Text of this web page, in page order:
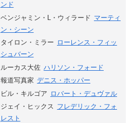
ンド
ベンジャミン・L・ウィラード マーティ
ン・シーン
タイロン・ミラー ローレンス・フィッ
シュバーン
ルーカス大佐 ハリソン・フォード
報道写真家 デニス・ホッパー
ビル・キルゴア ロバート・デュヴァル
ジェイ・ヒックス フレデリック・フォ
レスト